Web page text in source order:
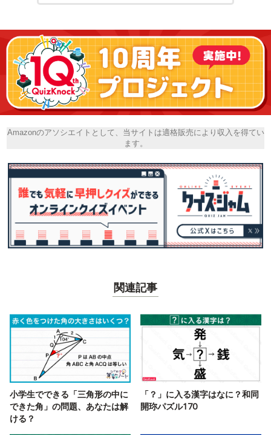
Amazonのアソシエイトとして、当サイトは適格販売により収入を得てい
ます。
関連記事
小学生でできる「三角形の中に
できた角」の問題、あなたは解
ける？
「？」に入る漢字はなに？和同
開珎パズル170